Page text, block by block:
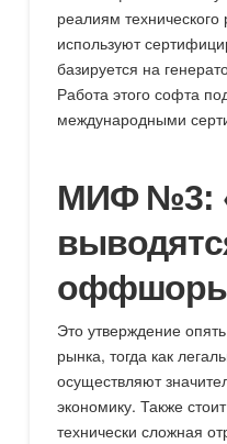
реалиям
используют
базируется на
Работа этого софта
международными
МИФ №3:
Это утверждение
рынка, тогда как
осуществляют
экономику. Также
технически сложная